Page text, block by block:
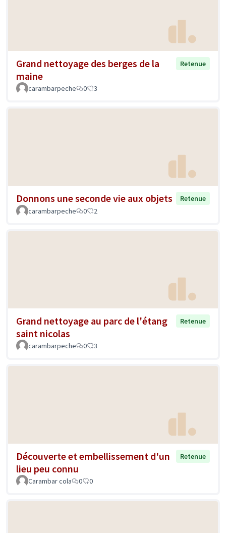
Grand nettoyage des berges de la
maine
Retenue
carambarpeche 0 3
Donnons une seconde vie aux objets
Retenue
carambarpeche
0 2
Grand nettoyage au parc de l'étang
saint nicolas
Retenue
carambarpeche 0 3
Découverte et embellissement d'un
lieu peu connu
Retenue
Carambar cola 0 0